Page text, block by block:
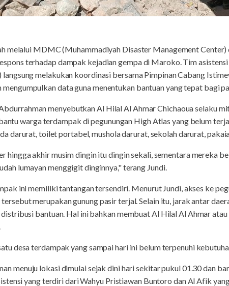
melalui MDMC (Muhammadiyah Disaster Management Center)
terhadap dampak kejadian gempa di Maroko. Tim
langsung melakukan koordinasi bersama Pimpinan Cabang
data guna menentukan bantuan yang tepat bagi
menyebutkan Al Hilal Al Ahmar Chichaoua selaku
warga terdampak di pegunungan High Atlas yang belum
darurat, toilet portabel, mushola darurat, sekolah darurat,
hingga akhir musim dingin itu dingin sekali, sementara mereka
lumayan menggigit dinginnya," terang Jundi.
ini memiliki tantangan tersendiri. Menurut Jundi, akses ke
merupakan gunung pasir terjal. Selain itu, jarak antar
bantuan. Hal ini bahkan membuat Al Hilal Al Ahmar
desa terdampak yang sampai hari ini belum terpenuhi
menuju lokasi dimulai sejak dini hari sekitar pukul 01.30 dan
yang terdiri dari Wahyu Pristiawan Buntoro dan Al Afik